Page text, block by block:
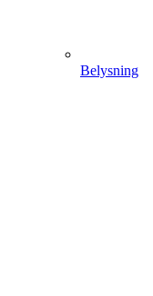
Belysning